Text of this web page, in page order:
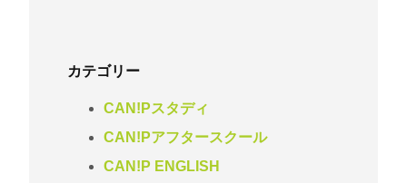
カテゴリー
CAN!Pスタディ
CAN!Pアフタースクール
CAN!P ENGLISH